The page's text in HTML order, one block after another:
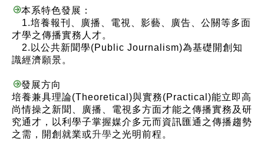
本系特色發展：
1.培養報刊、廣播、電視、影藝、廣告、公關等多面
才學之傳播實務人才。
2.以公共新聞學(Public Journalism)為基礎開創知
識經濟願景。
發展方向
培養兼具理論(Theoretical)與實務(Practical)能立即高
尚情操之新聞、廣播、電視多方面才能之傳播實務及研
究通才，以利學子掌握媒介多元而資訊匯通之傳播趨勢
之需，開創就業或升學之光明前程。